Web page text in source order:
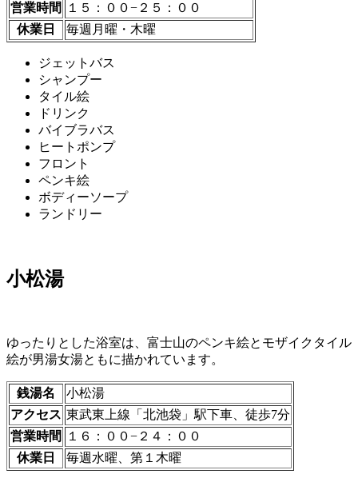
営業時間
１５：００−２５：００
休業日
毎週月曜・木曜
ジェットバス
シャンプー
タイル絵
ドリンク
バイブラバス
ヒートポンプ
フロント
ペンキ絵
ボディーソープ
ランドリー
小松湯
ゆったりとした浴室は、富士山のペンキ絵とモザイクタイル
絵が男湯女湯ともに描かれています。
銭湯名
小松湯
アクセス 東武東上線「北池袋」駅下車、徒歩7分
営業時間
１６：００−２４：００
休業日
毎週水曜、第１木曜